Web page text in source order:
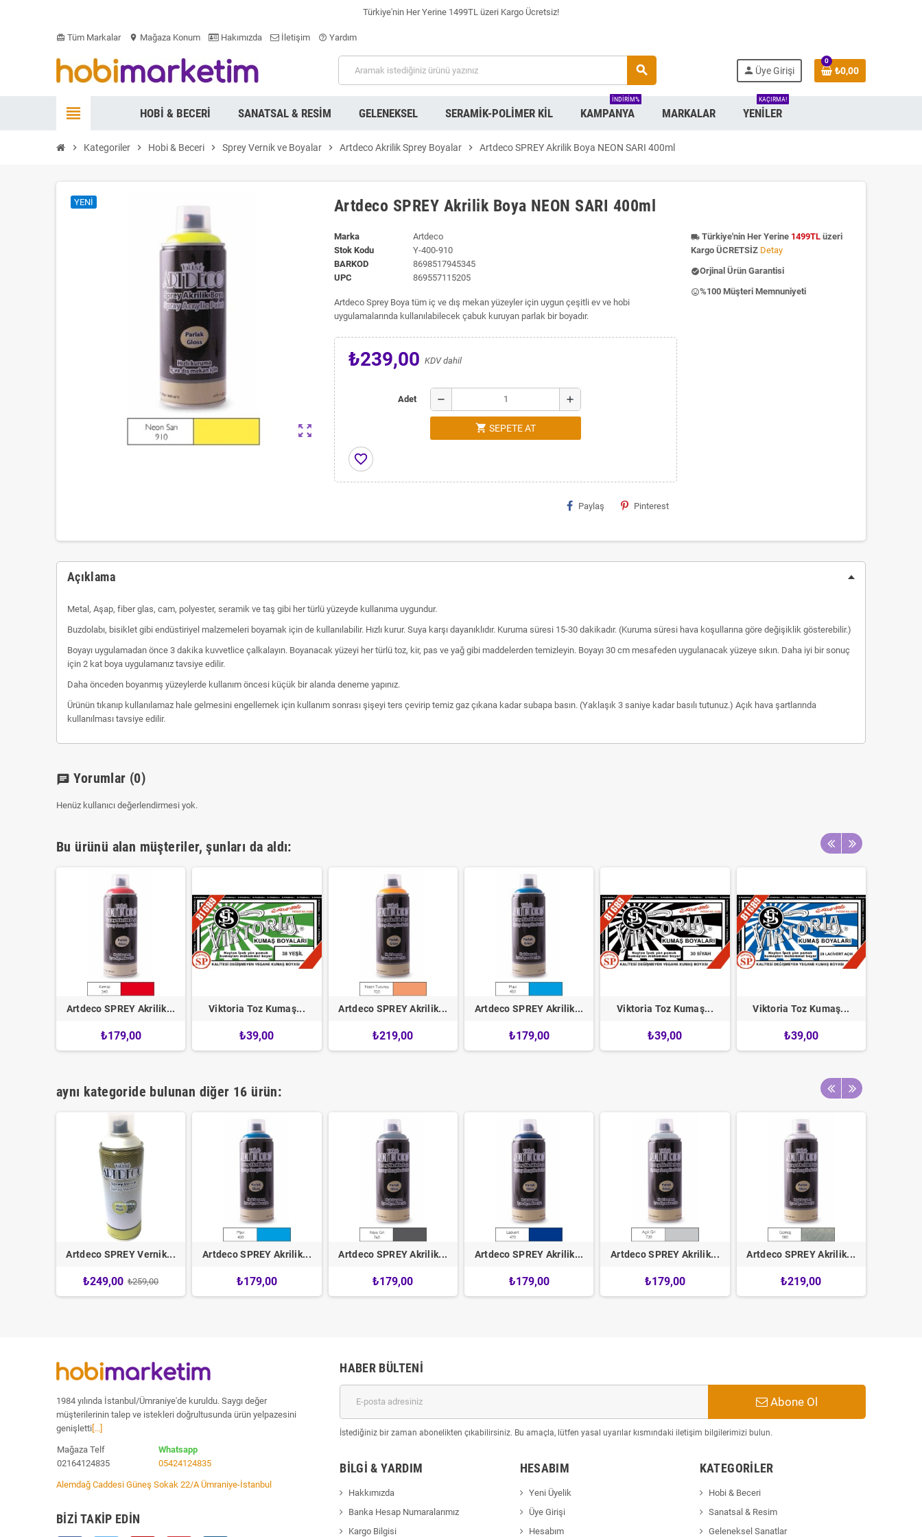
Türkiye'nin Her Yerine 1499TL üzeri Kargo Ücretsiz!
card_giftcard Tüm Markalar location_on Mağaza Konum Hakımızda İletişim help_outline Yardım
search person Üye Girişi
0
₺0,00
view_headline HOBI & BECERI SANATSAL & RESIM GELENEKSEL SERAMIK-POLIMER KIL KAMPANYA
INDIRIM%
MARKALAR YENILER
KAÇIRMA!
chevron_right Kategoriler chevron_right Hobi & Beceri chevron_right Sprey Vernik ve Boyalar chevron_right Artdeco Akrilik Sprey Boyalar chevron_right Artdeco SPREY Akrilik Boya NEON SARI 400ml
zoom_out_map
YENI Artdeco SPREY Akrilik Boya NEON SARI 400ml
Marka
Artdeco
Stok Kodu
Y-400-910
BARKOD
8698517945345
UPC
869557115205
Artdeco Sprey Boya tüm iç ve dış mekan yüzeyler için uygun çeşitli ev ve hobi
uygulamalarında kullanılabilecek çabuk kuruyan parlak bir boyadır.
₺239,00 KDV dahil
Adet remove add
shopping_cart SEPETE AT
favorite_border
Paylaş Pinterest
local_shipping Türkiye'nin Her Yerine 1499TLüzeri
Kargo ÜCRETSİZ Detay
check_circleOrjinal Ürün Garantisi
insert_emoticon%100 Müşteri Memnuniyeti
Açıklama
Metal, Aşap, fiber glas, cam, polyester, seramik ve taş gibi her türlü yüzeyde kullanıma uygundur.
Buzdolabı, bisiklet gibi endüstiriyel malzemeleri boyamak için de kullanılabilir. Hızlı kurur. Suya karşı dayanıklıdır. Kuruma süresi 15-30 dakikadır. (Kuruma süresi hava koşullarına göre değişiklik gösterebilir.)
Boyayı uygulamadan önce 3 dakika kuvvetlice çalkalayın. Boyanacak yüzeyi her türlü toz, kir, pas ve yağ gibi maddelerden temizleyin. Boyayı 30 cm mesafeden uygulanacak yüzeye sıkın. Daha iyi bir sonuç
için 2 kat boya uygulamanız tavsiye edilir.
Daha önceden boyanmış yüzeylerde kullanım öncesi küçük bir alanda deneme yapınız.
Ürünün tıkanıp kullanılamaz hale gelmesini engellemek için kullanım sonrası şişeyi ters çevirip temiz gaz çıkana kadar subapa basın. (Yaklaşık 3 saniye kadar basılı tutunuz.) Açık hava şartlarında
kullanılması tavsiye edilir.
chat Yorumlar (0)
Henüz kullanıcı değerlendirmesi yok.
Bu ürünü alan müşteriler, şunları da aldı:
Artdeco SPREY Akrilik...
₺179,00
Viktoria Toz Kumaş...
₺39,00
Artdeco SPREY Akrilik...
₺219,00
Artdeco SPREY Akrilik...
₺179,00
Viktoria Toz Kumaş...
₺39,00
Viktoria Toz Kumaş...
₺39,00
aynı kategoride bulunan diğer 16 ürün:
Artdeco SPREY Vernik...
₺249,00 ₺259,00
Artdeco SPREY Akrilik...
₺179,00
Artdeco SPREY Akrilik...
₺179,00
Artdeco SPREY Akrilik...
₺179,00
Artdeco SPREY Akrilik...
₺179,00
Artdeco SPREY Akrilik...
₺219,00
1984 yılında İstanbul/Ümraniye'de kuruldu. Saygı değer
müşterilerinin talep ve istekleri doğrultusunda ürün yelpazesini
genişletti [...]
Mağaza Telf
02164124835
Whatsapp
05424124835
Alemdağ Caddesi Güneş Sokak 22/A Ümraniye-İstanbul
BIZI TAKIP EDIN
HABER BÜLTENI
Abone Ol
İstediğiniz bir zaman abonelikten çıkabilirsiniz. Bu amaçla, lütfen yasal uyarılar kısmındaki iletişim bilgilerimizi bulun.
BILGI & YARDIM
Hakkımızda
Banka Hesap Numaralarımız
Kargo Bilgisi
HESABIM
Yeni Üyelik
Üye Girişi
Hesabım
KATEGORILER
Hobi & Beceri
Sanatsal & Resim
Geleneksel Sanatlar